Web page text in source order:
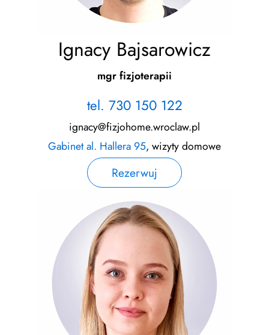
Ignacy Bajsarowicz
mgr fizjoterapii
tel. 730 150 122
ignacy@fizjohome.wroclaw.pl
Gabinet al. Hallera 95, wizyty domowe
Rezerwuj